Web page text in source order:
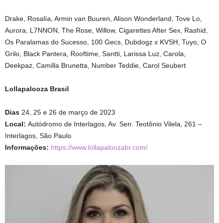
Drake, Rosalía, Armin van Buuren, Alison Wonderland, Tove Lo,
Aurora, L7NNON, The Rose, Willow, Cigarettes After Sex, Rashid,
Os Paralamas do Sucesso, 100 Gecs, Dubdogz x KVSH, Tuyo, O
Grilo, Black Pantera, Rooftime, Santti, Larissa Luz, Carola,
Deekpaz, Camilla Brunetta, Number Teddie, Carol Seubert
Lollapalooza Brasil
Dias 24, 25 e 26 de março de 2023
Local: Autódromo de Interlagos, Av. Sen. Teotônio Vilela, 261 –
Interlagos, São Paulo
Informações: https://www.lollapaloozabr.com/